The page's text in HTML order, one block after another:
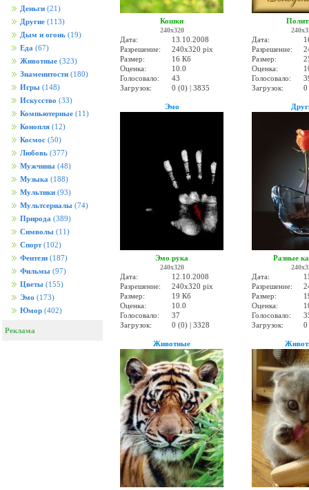
Деньги (21)
Другие (113)
Дым и огонь (19)
Еда (67)
Животные (323)
Знаменитости (180)
Игры (148)
Искусство (33)
Компьютерные (11)
Конопля (12)
Космос (50)
Любовь (377)
Мужчины (48)
Музыка (188)
Мультики (93)
Мультсериалы (74)
Природа (389)
Символы (11)
Спорт (102)
Фентези (187)
Фильмы (97)
Цветы (155)
Эмо (173)
Юмор (402)
Реклама
Кошки
240x320
Дата:
13.10.2008
Разрешение:
240x320 pix
Размер:
16 Кб
Оценка:
10.0
Голосовало:
43
Загрузок:
0 (0) | 3835
Дата:
Разрешение:
Размер:
Оценка:
Голосовало:
Загрузок:
0
Эмо
Эмо рука
240x320
Дата:
12.10.2008
Разрешение:
240x320 pix
Размер:
19 Кб
Оценка:
10.0
Голосовало:
37
Загрузок:
0 (0) | 3328
Разные
Дата:
Разрешение:
Размер:
Оценка:
Голосовало:
Загрузок:
0
Животные